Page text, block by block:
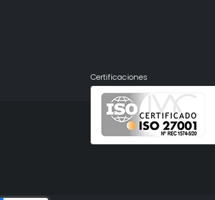
Certificaciones